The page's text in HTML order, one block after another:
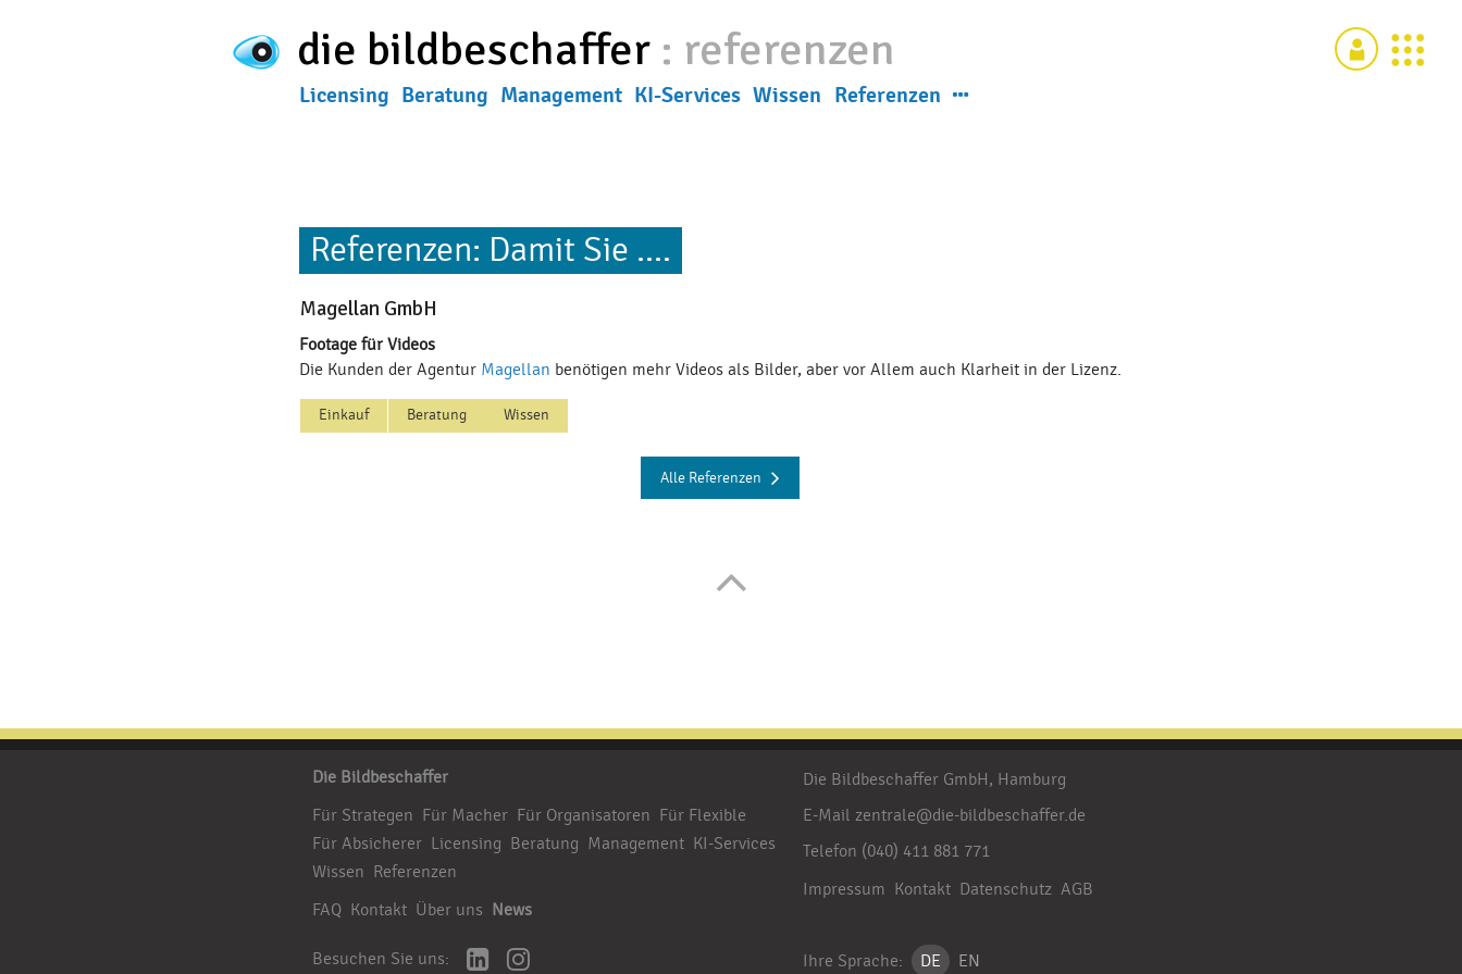
die bildbeschaffer : referenzen
Licensing Beratung Management KI-Services Wissen Referenzen
FAQ Kontakt Über uns News
Referenzen: Damit Sie ....
Magellan GmbH
Footage für Videos
Die Kunden der Agentur Magellan benötigen mehr Videos als Bilder, aber vor Allem auch Klarheit in der Lizenz.
Einkauf Beratung Wissen
Alle Referenzen
Die Bildbeschaffer
Für Strategen Für Macher Für Organisatoren Für Flexible
Für Absicherer Licensing Beratung Management KI-Services
Wissen Referenzen
FAQ
Kontakt Über uns News
Die Bildbeschaffer GmbH, Hamburg
E-Mail zentrale@die-bildbeschaffer.de
Telefon (040) 411 881 771
Impressum
Kontakt Datenschutz AGB
Besuchen Sie uns: Ihre Sprache: DE EN